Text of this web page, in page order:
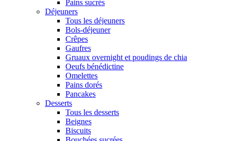
Pains sucrés
Déjeuners
Tous les déjeuners
Bols-déjeuner
Crêpes
Gaufres
Gruaux overnight et poudings de chia
Oeufs bénédictine
Omelettes
Pains dorés
Pancakes
Desserts
Tous les desserts
Beignes
Biscuits